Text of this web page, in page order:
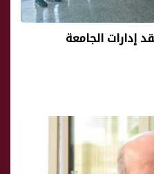
إدارات الجامعة